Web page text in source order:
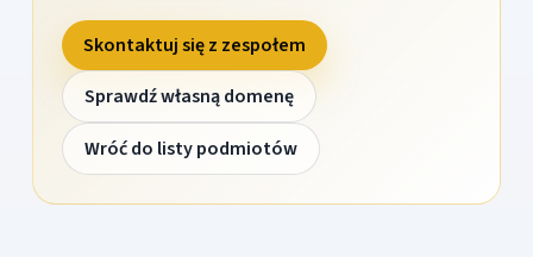
Skontaktuj się z zespołem
Sprawdź własną domenę
Wróć do listy podmiotów